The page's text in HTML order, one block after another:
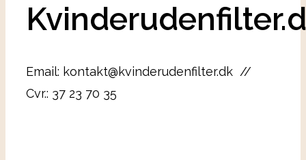
Email: kontakt@kvinderudenfilter.dk //
Cvr.: 37 23 70 35